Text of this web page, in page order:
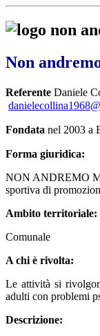
Non
Referente Daniele
Fondata nel 2003 a
Forma giuridica:
NON ANDREMO
sportiva di
Ambito territoriale:
Comunale
A chi è rivolta:
Le attività si
adulti con problemi
Descrizione: